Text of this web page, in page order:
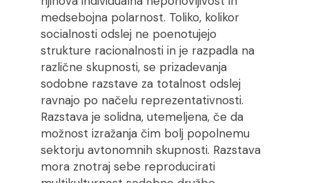
medsebojna polarnost. Toliko, kolikor
socialnosti odslej ne poenotujejo
strukture racionalnosti in je razpadla na
različne skupnosti, se prizadevanja
sodobne razstave za totalnost odslej
ravnajo po načelu reprezentativnosti.
Razstava je solidna, utemeljena, če da
možnost izražanja čim bolj popolnemu
sektorju avtonomnih skupnosti. Razstava
mora znotraj sebe reproducirati